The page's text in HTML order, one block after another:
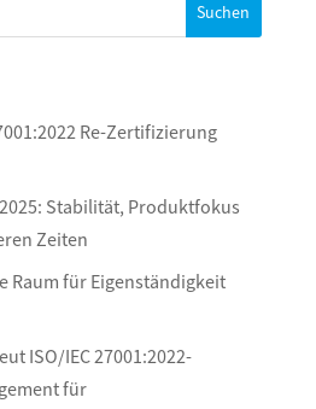
Suchen
Re-Zertifizierung
Stabilität, Produktfokus
Zeiten
Raum für Eigenständigkeit
ISO/IEC 27001:2022-
für